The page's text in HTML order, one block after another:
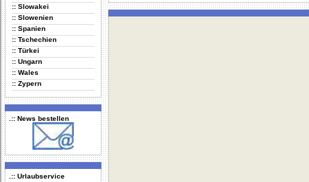
:: Slowakei
:: Slowenien
:: Spanien
:: Tschechien
:: Türkei
:: Ungarn
:: Wales
:: Zypern
.:: News bestellen
.:: Urlaubservice